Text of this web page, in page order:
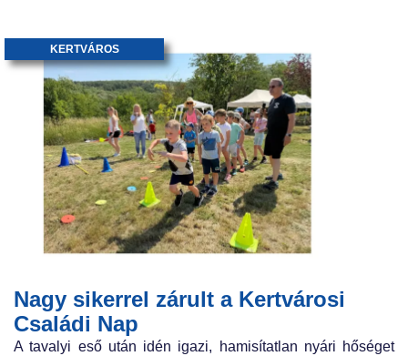
Nagy sikerrel zárult a Kertvárosi
Családi Nap
KERTVÁROS
A tavalyi eső után idén igazi, hamisítatlan nyári hőséget